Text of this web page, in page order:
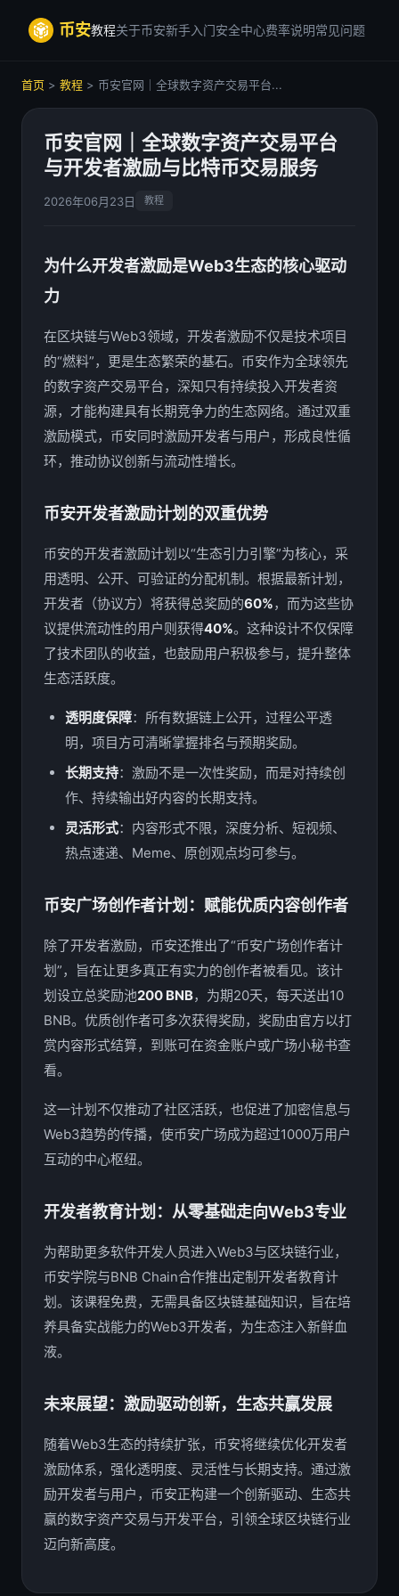
币安教程关于币安新手入门安全中心费率说明常见问题
首页 > 教程 > 币安官网｜全球数字资产交易平台...
币安官网｜全球数字资产交易平台
与开发者激励与比特币交易服务
2026年06月23日 教程
为什么开发者激励是Web3生态的核心驱动
力
在区块链与Web3领域，开发者激励不仅是技术项目
的“燃料”，更是生态繁荣的基石。币安作为全球领先
的数字资产交易平台，深知只有持续投入开发者资
源，才能构建具有长期竞争力的生态网络。通过双重
激励模式，币安同时激励开发者与用户，形成良性循
环，推动协议创新与流动性增长。
币安开发者激励计划的双重优势
币安的开发者激励计划以“生态引力引擎”为核心，采
用透明、公开、可验证的分配机制。根据最新计划，
开发者（协议方）将获得总奖励的60%，而为这些协
议提供流动性的用户则获得40%。这种设计不仅保障
了技术团队的收益，也鼓励用户积极参与，提升整体
生态活跃度。
透明度保障：所有数据链上公开，过程公平透
明，项目方可清晰掌握排名与预期奖励。
长期支持：激励不是一次性奖励，而是对持续创
作、持续输出好内容的长期支持。
灵活形式：内容形式不限，深度分析、短视频、
热点速递、Meme、原创观点均可参与。
币安广场创作者计划：赋能优质内容创作者
除了开发者激励，币安还推出了“币安广场创作者计
划”，旨在让更多真正有实力的创作者被看见。该计
划设立总奖励池200 BNB，为期20天，每天送出10
BNB。优质创作者可多次获得奖励，奖励由官方以打
赏内容形式结算，到账可在资金账户或广场小秘书查
看。
这一计划不仅推动了社区活跃，也促进了加密信息与
Web3趋势的传播，使币安广场成为超过1000万用户
互动的中心枢纽。
开发者教育计划：从零基础走向Web3专业
为帮助更多软件开发人员进入Web3与区块链行业，
币安学院与BNB Chain合作推出定制开发者教育计
划。该课程免费，无需具备区块链基础知识，旨在培
养具备实战能力的Web3开发者，为生态注入新鲜血
液。
未来展望：激励驱动创新，生态共赢发展
随着Web3生态的持续扩张，币安将继续优化开发者
激励体系，强化透明度、灵活性与长期支持。通过激
励开发者与用户，币安正构建一个创新驱动、生态共
赢的数字资产交易与开发平台，引领全球区块链行业
迈向新高度。